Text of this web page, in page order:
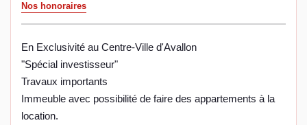
Nos honoraires
En Exclusivité au Centre-Ville d'Avallon
"Spécial investisseur"
Travaux importants
Immeuble avec possibilité de faire des appartements à la
location.